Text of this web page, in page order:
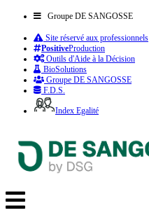
Groupe DE SANGOSSE
Site réservé aux professionnels
PositiveProduction
Outils d'Aide à la Décision
BioSolutions
Groupe DE SANGOSSE
F.D.S.
Index Egalité